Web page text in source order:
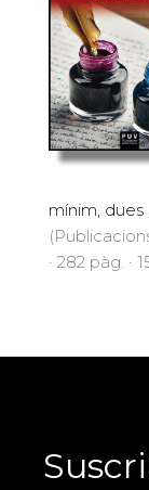
mínim, dues
· 282 pàg. ·